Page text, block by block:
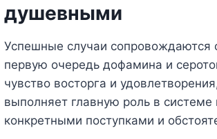
душевными
Успешные случаи
первую очередь дофамина и
чувство восторга и
выполняет главную роль в
конкретными поступками и